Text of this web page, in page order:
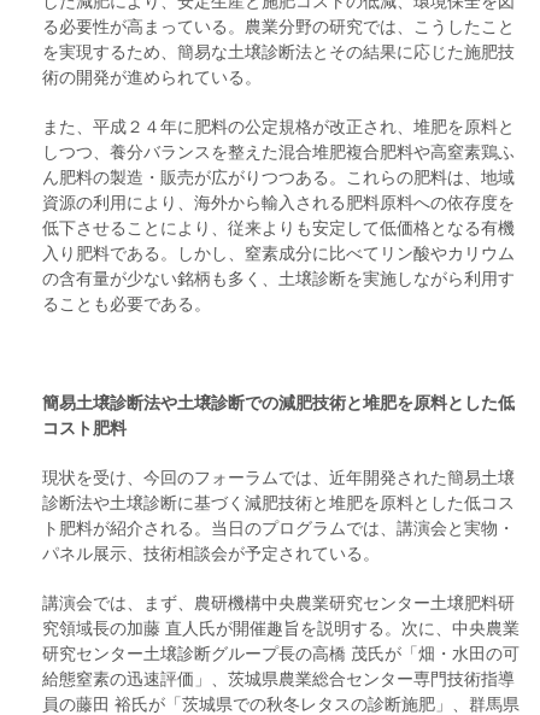
る必要性が高まっている。農業分野の研究では、こうしたこと
を実現するため、簡易な土壌診断法とその結果に応じた施肥技
術の開発が進められている。
また、平成２４年に肥料の公定規格が改正され、堆肥を原料と
しつつ、養分バランスを整えた混合堆肥複合肥料や高窒素鶏ふ
ん肥料の製造・販売が広がりつつある。これらの肥料は、地域
資源の利用により、海外から輸入される肥料原料への依存度を
低下させることにより、従来よりも安定して低価格となる有機
入り肥料である。しかし、窒素成分に比べてリン酸やカリウム
の含有量が少ない銘柄も多く、土壌診断を実施しながら利用す
ることも必要である。
簡易土壌診断法や土壌診断での減肥技術と堆肥を原料とした低
コスト肥料
現状を受け、今回のフォーラムでは、近年開発された簡易土壌
診断法や土壌診断に基づく減肥技術と堆肥を原料とした低コス
ト肥料が紹介される。当日のプログラムでは、講演会と実物・
パネル展示、技術相談会が予定されている。
講演会では、まず、農研機構中央農業研究センター土壌肥料研
究領域長の加藤 直人氏が開催趣旨を説明する。次に、中央農業
研究センター土壌診断グループ長の高橋 茂氏が「畑・水田の可
給態窒素の迅速評価」、茨城県農業総合センター専門技術指導
員の藤田 裕氏が「茨城県での秋冬レタスの診断施肥」、群馬県